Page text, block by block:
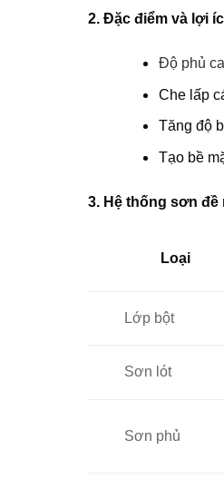
2. Đặc điểm và lợi
Độ phủ
Che lấp
Tăng độ
Tạo bề
3. Hệ thống sơn đề
Loại
Lớp bột
Sơn lót
Sơn phủ